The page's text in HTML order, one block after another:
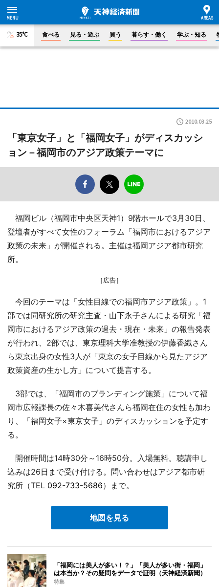
35°C 食べる 見る・遊ぶ 買う 暮らす・働く 学ぶ・知る
2010.03.25
「東京女子」と「福岡女子」がディスカッシ
ョン－福岡市のアジア政策テーマに
福岡ビル（福岡市中央区天神1）9階ホールで3月30日、
登壇者がすべて女性のフォーラム「福岡市におけるアジア
政策の未来」が開催される。主催は福岡アジア都市研究
所。
［広告］
今回のテーマは「女性目線での福岡市アジア政策」。1
部では同研究所の研究主査・山下永子さんによる研究「福
岡市におけるアジア政策の過去・現在・未来」の報告発表
が行われ、2部では、東京理科大学准教授の伊藤香織さん
ら東京出身の女性3人が「東京の女子目線から見たアジア
政策資産の生かし方」について提言する。
3部では、「福岡市のブランディング施策」について福
岡市広報課長の佐々木喜美代さんら福岡在住の女性も加わ
り、「福岡女子×東京女子」のディスカッションを予定す
る。
開催時間は14時30分～16時50分。入場無料。聴講申し
込みは26日まで受け付ける。問い合わせはアジア都市研
究所（TEL 092-733-5686）まで。
地図を見る
「福岡には美人が多い！？」「美人が多い街・福岡」
は本当か？その疑問をデータで証明（天神経済新聞）
特集